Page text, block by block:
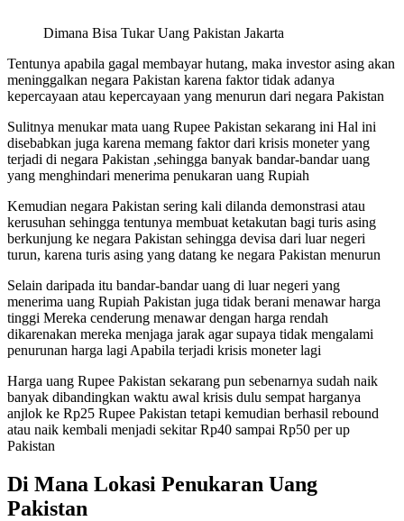
Dimana Bisa Tukar Uang Pakistan Jakarta
Tentunya apabila gagal membayar hutang, maka investor asing akan
meninggalkan negara Pakistan karena faktor tidak adanya
kepercayaan atau kepercayaan yang menurun dari negara Pakistan
Sulitnya menukar mata uang Rupee Pakistan sekarang ini Hal ini
disebabkan juga karena memang faktor dari krisis moneter yang
terjadi di negara Pakistan ,sehingga banyak bandar-bandar uang
yang menghindari menerima penukaran uang Rupiah
Kemudian negara Pakistan sering kali dilanda demonstrasi atau
kerusuhan sehingga tentunya membuat ketakutan bagi turis asing
berkunjung ke negara Pakistan sehingga devisa dari luar negeri
turun, karena turis asing yang datang ke negara Pakistan menurun
Selain daripada itu bandar-bandar uang di luar negeri yang
menerima uang Rupiah Pakistan juga tidak berani menawar harga
tinggi Mereka cenderung menawar dengan harga rendah
dikarenakan mereka menjaga jarak agar supaya tidak mengalami
penurunan harga lagi Apabila terjadi krisis moneter lagi
Harga uang Rupee Pakistan sekarang pun sebenarnya sudah naik
banyak dibandingkan waktu awal krisis dulu sempat harganya
anjlok ke Rp25 Rupee Pakistan tetapi kemudian berhasil rebound
atau naik kembali menjadi sekitar Rp40 sampai Rp50 per up
Pakistan
Di Mana Lokasi Penukaran Uang
Pakistan